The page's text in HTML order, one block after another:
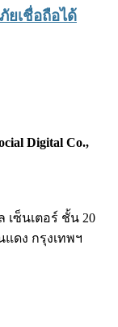
ยเชื่อถือได้
Digital Co.,
เซ็นเตอร์ ชั้น 20
ดง กรุงเทพฯ